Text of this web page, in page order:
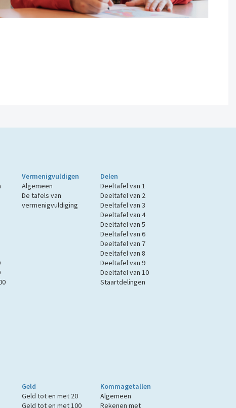
Vermenigvuldigen
Algemeen
De tafels van
vermenigvuldiging
Delen
Deeltafel van 1
Deeltafel van 2
Deeltafel van 3
Deeltafel van 4
Deeltafel van 5
Deeltafel van 6
Deeltafel van 7
Deeltafel van 8
Deeltafel van 9
Deeltafel van 10
Staartdelingen
Geld
Geld tot en met 20
Geld tot en met 100
Kommagetallen
Algemeen
Rekenen met